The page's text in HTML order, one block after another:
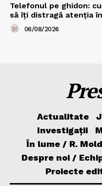
Telefonul pe ghidon:
să îți distragă atenția
06/08/2026
Actualitate
Investigații
În lume / R.
Despre noi /
Proiecte